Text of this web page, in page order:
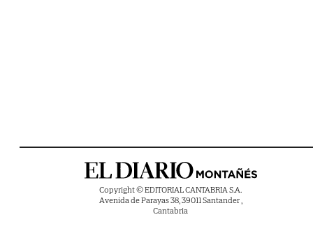
Copyright © EDITORIAL CANTABRIA S.A.
Avenida de Parayas 38, 39011 Santander ,
Cantabria